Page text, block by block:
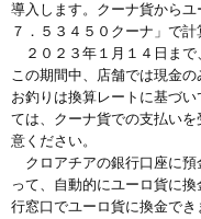
導入します。クーナ貨から
７．５３４５０クーナ」で計
２０２３年１月１４日まで
この期間中、店舗では現金の
お釣りは換算レートに基づ
ては、クーナ貨での支払い
意ください。
クロアチアの銀行口座に預
って、自動的にユーロ貨に
行窓口でユーロ貨に換金で